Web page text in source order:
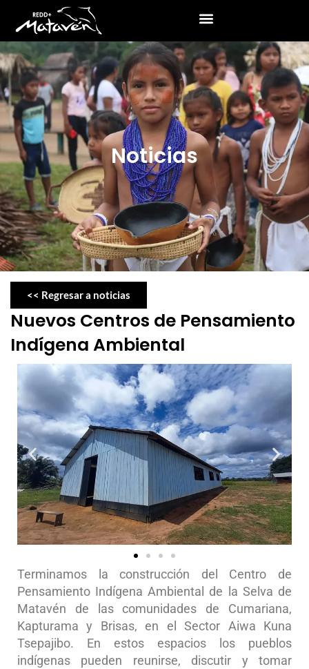
Noticias
<< Regresar a noticias
Nuevos Centros de Pensamiento
Indígena Ambiental
Terminamos la construcción del Centro de
Pensamiento Indígena Ambiental de la Selva de
Matavén de las comunidades de Cumariana,
Kapturama y Brisas, en el Sector Aiwa Kuna
Tsepajibo. En estos espacios los pueblos
indígenas pueden reunirse, discutir y tomar